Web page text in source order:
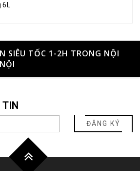
6L
SIÊU TỐC 1-2H TRONG NỘI
TIN
ĐĂNG KÝ